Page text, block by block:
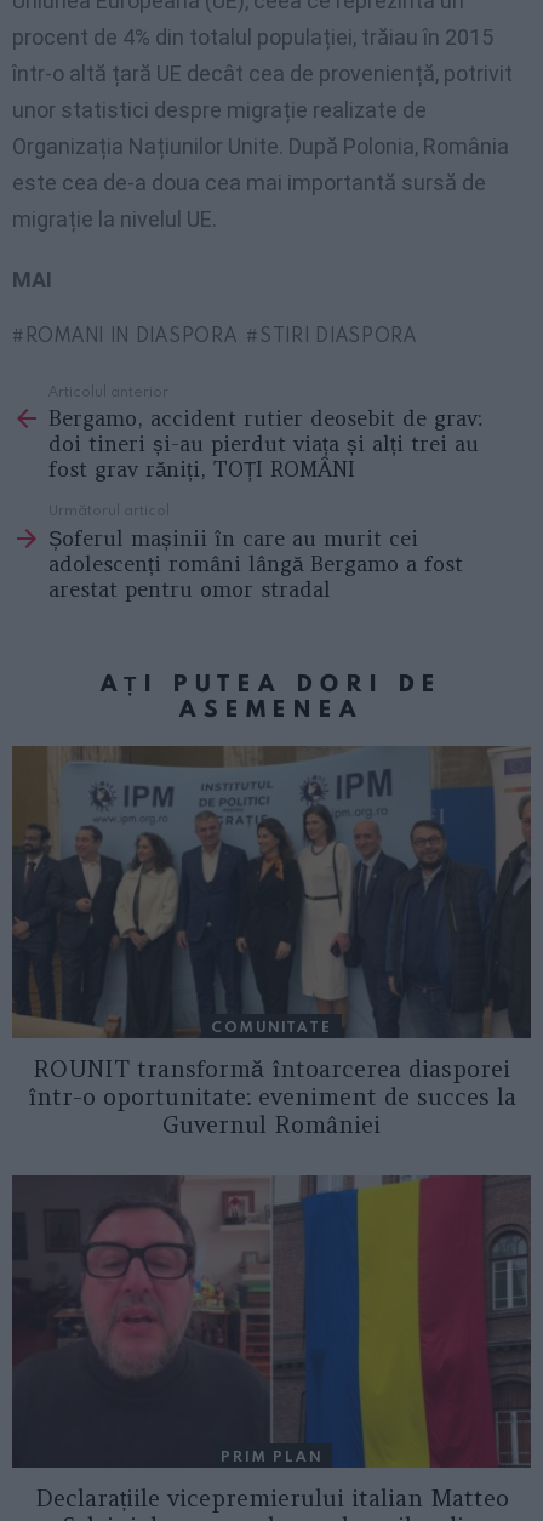
procent de 4% din totalul populației, trăiau în 2015
într-o altă țară UE decât cea de proveniență, potrivit
unor statistici despre migrație realizate de
Organizația Națiunilor Unite. După Polonia, România
este cea de-a doua cea mai importantă sursă de
migrație la nivelul UE.
MAI
ROMANI IN DIASPORA STIRI DIASPORA
more
Articolul anterior
Bergamo, accident rutier deosebit de grav:
doi tineri și-au pierdut viața și alți trei au
fost grav răniți, TOȚI ROMÂNI
Următorul articol
Șoferul mașinii în care au murit cei
adolescenți români lângă Bergamo a fost
arestat pentru omor stradal
AȚI PUTEA DORI DE
ASEMENEA
COMUNITATE
ROUNIT transformă întoarcerea diasporei
într-o oportunitate: eveniment de succes la
Guvernul României
PRIM PLAN
Declarațiile vicepremierului italian Matteo